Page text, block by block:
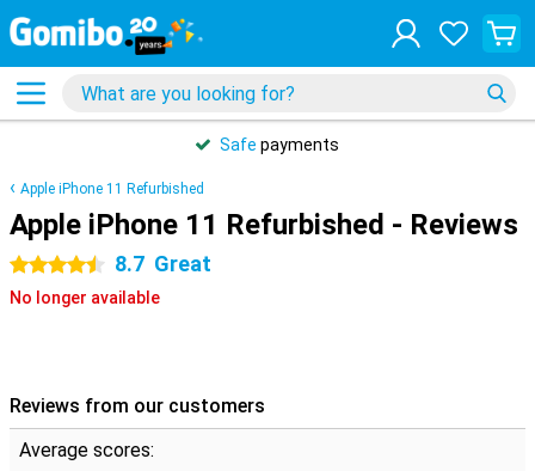
Safe payments
Apple iPhone 11 Refurbished
Apple iPhone 11 Refurbished - Reviews
4.5 stars 8.7 Great
No longer available
Reviews from our customers
Average scores: